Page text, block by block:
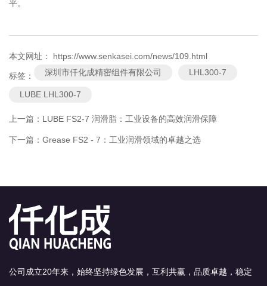
平。
本文网址： https://www.senkasei.com/news/109.html
标签： 深圳市仟化成精密组件有限公司 LHL300-7
LUBE LHL300-7
上一篇： LUBE FS2-7 润滑脂：工业设备的高效润滑保障
下一篇： Grease FS2 - 7：工业润滑领域的卓越之选
公司成立20年来，始终坚持绿色发展，互利共赢，品质卓越，稳定